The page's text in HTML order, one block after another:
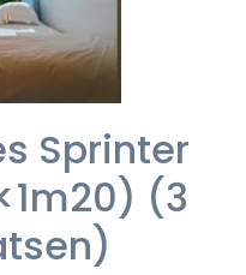
Sprinter
(3